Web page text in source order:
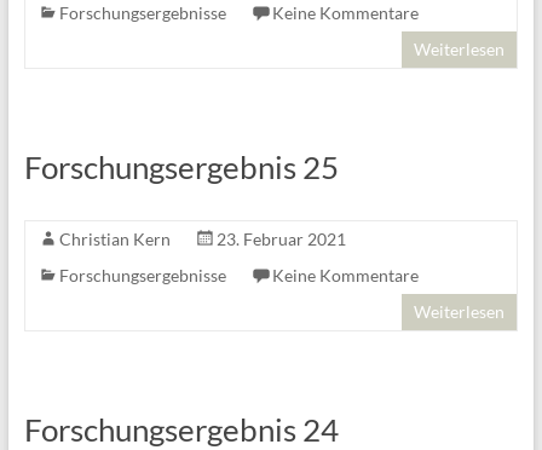
Forschungsergebnisse
Keine Kommentare
Weiterlesen
Forschungsergebnis 25
Christian Kern
23. Februar 2021
Forschungsergebnisse
Keine Kommentare
Weiterlesen
Forschungsergebnis 24